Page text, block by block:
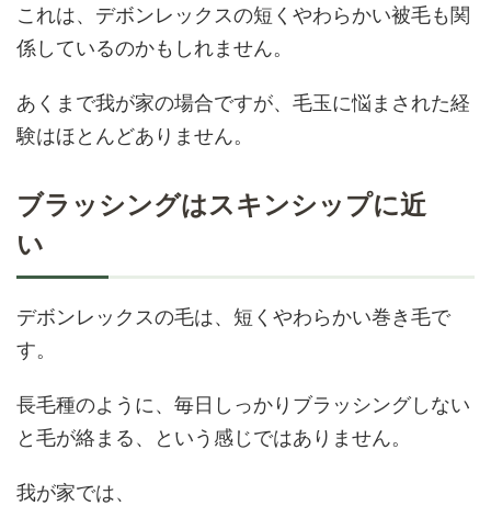
これは、デボンレックスの短くやわらかい被毛も関
係しているのかもしれません。
あくまで我が家の場合ですが、毛玉に悩まされた経
験はほとんどありません。
ブラッシングはスキンシップに近
い
デボンレックスの毛は、短くやわらかい巻き毛で
す。
長毛種のように、毎日しっかりブラッシングしない
と毛が絡まる、という感じではありません。
我が家では、